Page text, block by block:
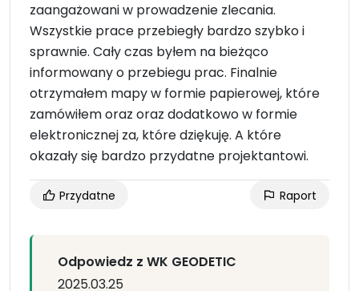
zaangażowani w prowadzenie zlecania.
Wszystkie prace przebiegły bardzo szybko i
sprawnie. Cały czas byłem na bieżąco
informowany o przebiegu prac. Finalnie
otrzymałem mapy w formie papierowej, które
zamówiłem oraz oraz dodatkowo w formie
elektronicznej za, które dziękuję. A które
okazały się bardzo przydatne projektantowi.
Przydatne Raport
Odpowiedz z WK GEODETIC
2025.03.25